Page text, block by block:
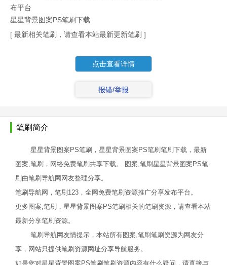
布平台
星星背景图案PS笔刷下载
[ 最新相关笔刷，请查看本站最新更新笔刷 ]
点击查看详情
报错/举报
笔刷简介
星星背景图案PS笔刷，星星背景图案PS笔刷笔刷下载，最新
图案,笔刷，网络免费笔刷共享下载。 图案,笔刷星星背景图案PS笔
刷由笔刷导航网网友整理分享。
笔刷导航网，笔刷123，全网免费笔刷资源推广分享发布平台。
更多图案,笔刷，星星背景图案PS笔刷相关的笔刷资源，请查看本站
最新分享笔刷资源。
笔刷导航网友情提示，本站所有图案,笔刷笔刷资源为网友分
享，网站只提供笔刷资源网址分享导航服务。
如果您对星星背景图案PS笔刷笔刷资源内容有什么疑问，请直接与